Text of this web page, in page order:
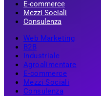
E-commerce
Mezzi Sociali
Consulenza
Web Marketing
B2B
Industriale
Agroalimentare
E-commerce
Mezzi Sociali
Consulenza